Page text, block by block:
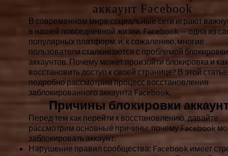
аккаунт Facebook
В современном мире социальные сети играют
в нашей повседневной жизни. Facebook — одна из
популярных платформ, и, к сожалению, многие
пользователи сталкиваются с проблемой
аккаунтов. Почему может произойти блокировка и
восстановить доступ к своей странице? В этой
подробно рассмотрим процесс восстановления
заблокированного аккаунта Facebook.
Причины блокировки
Перед тем как перейти к восстановлению, давайте
рассмотрим основные причины, почему Facebook
заблокировать аккаунт:
Нарушение правил сообщества: Facebook имеет